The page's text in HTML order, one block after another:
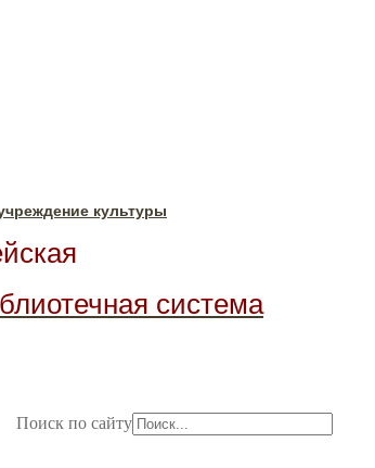
культуры
система
Поиск по сайту